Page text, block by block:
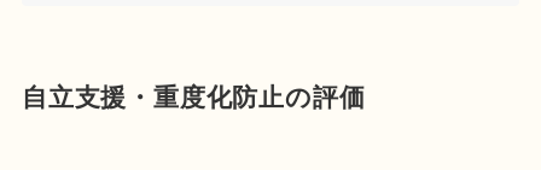
自立支援・重度化防止の評価